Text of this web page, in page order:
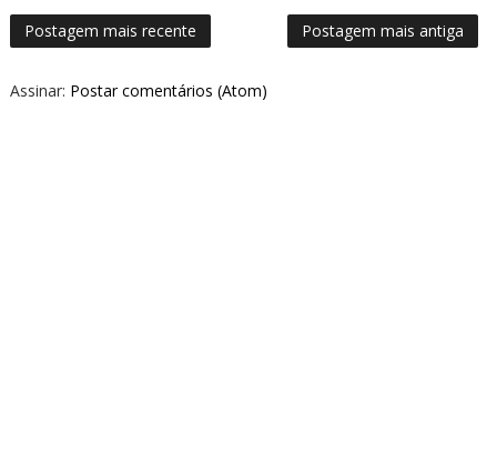
Postagem mais recente Postagem mais antiga
Assinar: Postar comentários (Atom)